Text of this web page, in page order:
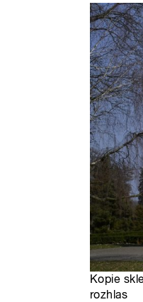
Kopie
rozhlas